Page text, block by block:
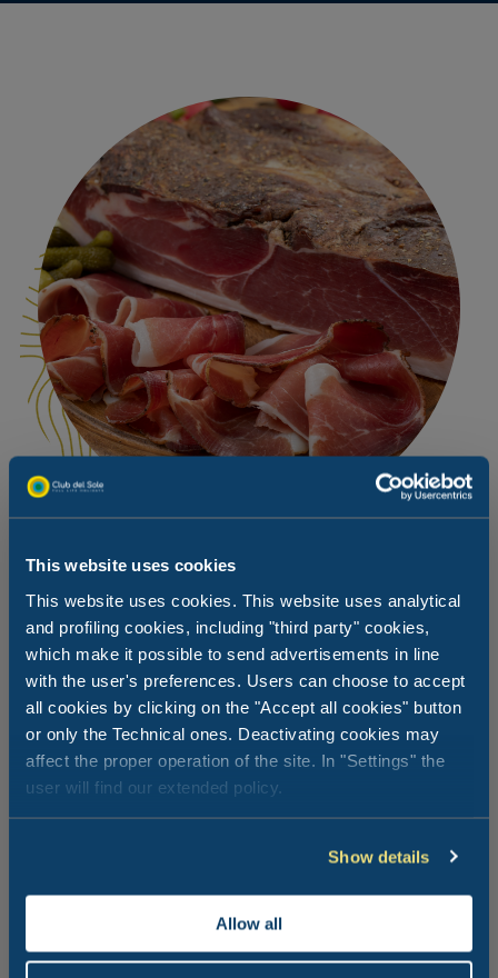
This website uses cookies
This website uses cookies. This website uses analytical
and profiling cookies, including "third party" cookies,
which make it possible to send advertisements in line
with the user's preferences. Users can choose to accept
all cookies by clicking on the "Accept all cookies" button
or only the Technical ones. Deactivating cookies may
affect the proper operation of the site. In "Settings" the
user will find our extended policy.
Show details
Allow all
Les Routes des Vins et des Saveurs
du Trentin
La nature, la détente et la gastronomie sont depuis
toujours les éléments emblématiques d'un séjour en
Trentin-Haut-Adige. La Route des Vins et des Saveurs
est un parcours idéal à découvrir parmi les produits
œnogastronomiques d'excellence du territoire comme le
Fromage de La chèvre Caprino Erborinato, le Marzemino,
l’Huile d’Olive Vierge Extra AOP Garda Trentino, la
Lucanica del Trentino, le Speck Alto Adige IGP, le Moena
Blu, la Viande Salée (Carne Salada), le Riesling. Du reste,
la nourriture a toujours été le meilleur témoin de la